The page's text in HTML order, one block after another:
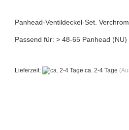
Panhead-Ventildeckel-Set.
Passend für: > 48-65 Panhead (NU)
Lieferzeit: ca. 2-4 Tage